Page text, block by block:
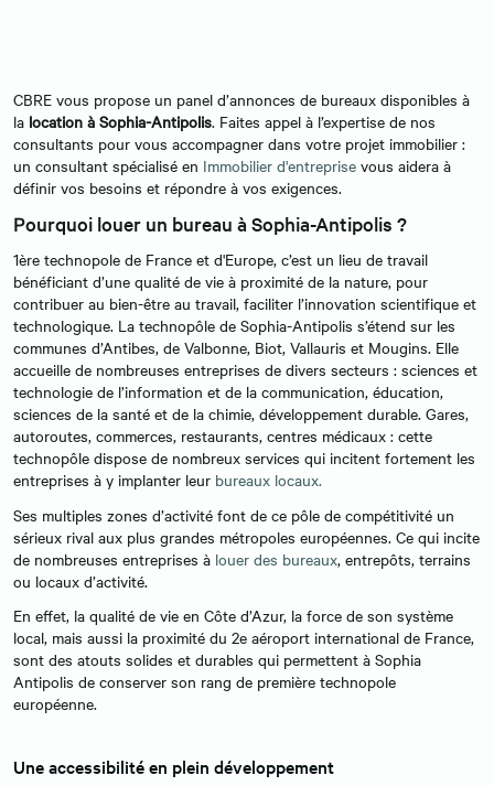
CBRE vous propose un panel d’annonces de bureaux disponibles à
la location à Sophia-Antipolis. Faites appel à l’expertise de nos
consultants pour vous accompagner dans votre projet immobilier :
un consultant spécialisé en Immobilier d'entreprise vous aidera à
définir vos besoins et répondre à vos exigences.
Pourquoi louer un bureau à Sophia-Antipolis ?
1ère technopole de France et d'Europe, c’est un lieu de travail
bénéficiant d’une qualité de vie à proximité de la nature, pour
contribuer au bien-être au travail, faciliter l’innovation scientifique et
technologique. La technopôle de Sophia-Antipolis s’étend sur les
communes d’Antibes, de Valbonne, Biot, Vallauris et Mougins. Elle
accueille de nombreuses entreprises de divers secteurs : sciences et
technologie de l’information et de la communication, éducation,
sciences de la santé et de la chimie, développement durable. Gares,
autoroutes, commerces, restaurants, centres médicaux : cette
technopôle dispose de nombreux services qui incitent fortement les
entreprises à y implanter leur bureaux locaux.
Ses multiples zones d’activité font de ce pôle de compétitivité un
sérieux rival aux plus grandes métropoles européennes. Ce qui incite
de nombreuses entreprises à louer des bureaux, entrepôts, terrains
ou locaux d’activité.
En effet, la qualité de vie en Côte d’Azur, la force de son système
local, mais aussi la proximité du 2e aéroport international de France,
sont des atouts solides et durables qui permettent à Sophia
Antipolis de conserver son rang de première technopole
européenne.
Une accessibilité en plein développement